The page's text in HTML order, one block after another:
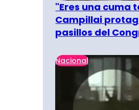
"Eres una cuma
Campillai
pasillos del
Nacional